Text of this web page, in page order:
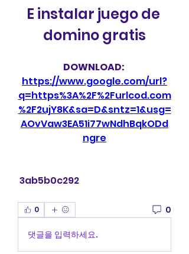
E instalar juego de
domino gratis
https://www.google.com/url?
q=https%3A%2F%2Furlcod.com
%2F2ujY8K&sa=D&sntz=1&usg=
AOvVaw3EA51i77wNdhBqkODd
ngre
3ab5b0c292
0 0
댓글을 입력하세요.